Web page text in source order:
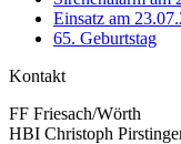
Einsatz am
65. Geburtstag
Kontakt
FF Friesach/Wörth
HBI Christoph